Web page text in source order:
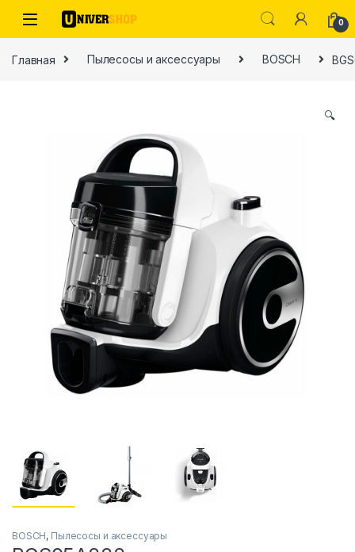
Skip to navigation
Skip to content
0
Главная Пылесосы и аксессуары BOSCH
🔍
BOSCH, Пылесосы и аксессуары